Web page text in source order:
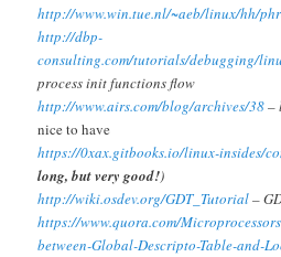
http://www.win.tue.nl/~aeb/linux/hh/
http://dbp-
consulting.com/tutorials/debugging/
process init functions flow
http://www.airs.com/blog/archives/38–
nice to have
https://0xax.gitbooks.io/linux-insides/
long, but very good!)
http://wiki.osdev.org/GDT_Tutorial–
https://www.quora.com/
between-Global-Descripto-Table-and-